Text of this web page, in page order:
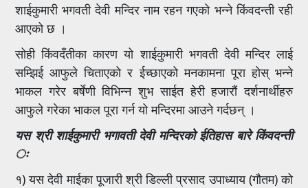
शाईकुमारी भगवती देवी मन्दिर नाम रहन गएको भन्ने किंवदन्ती रही
आएको छ ।
सोही किंवदँतीका कारण यो शाईकुमारी भगवती देवी मन्दिर लाई
सम्झिई आफुले चिताएको र ईच्छाएको मनकामना पूरा होस् भन्ने
भाकल गरेर बर्षेणी विभिन्न शुभ साईत हेरी हजारौं दर्शनार्थीहरु
आफुले गरेका भाकल पूरा गर्न यो मन्दिरमा आउने गर्दछन् ।
यस श्री शाईकुमारी भगावती देवी मन्दिरको ईतिहास बारे किंवदन्ती
ः
१) यस देवी माईका पूजारी श्री डिल्ली प्रसाद उपाध्याय (गौतम) को